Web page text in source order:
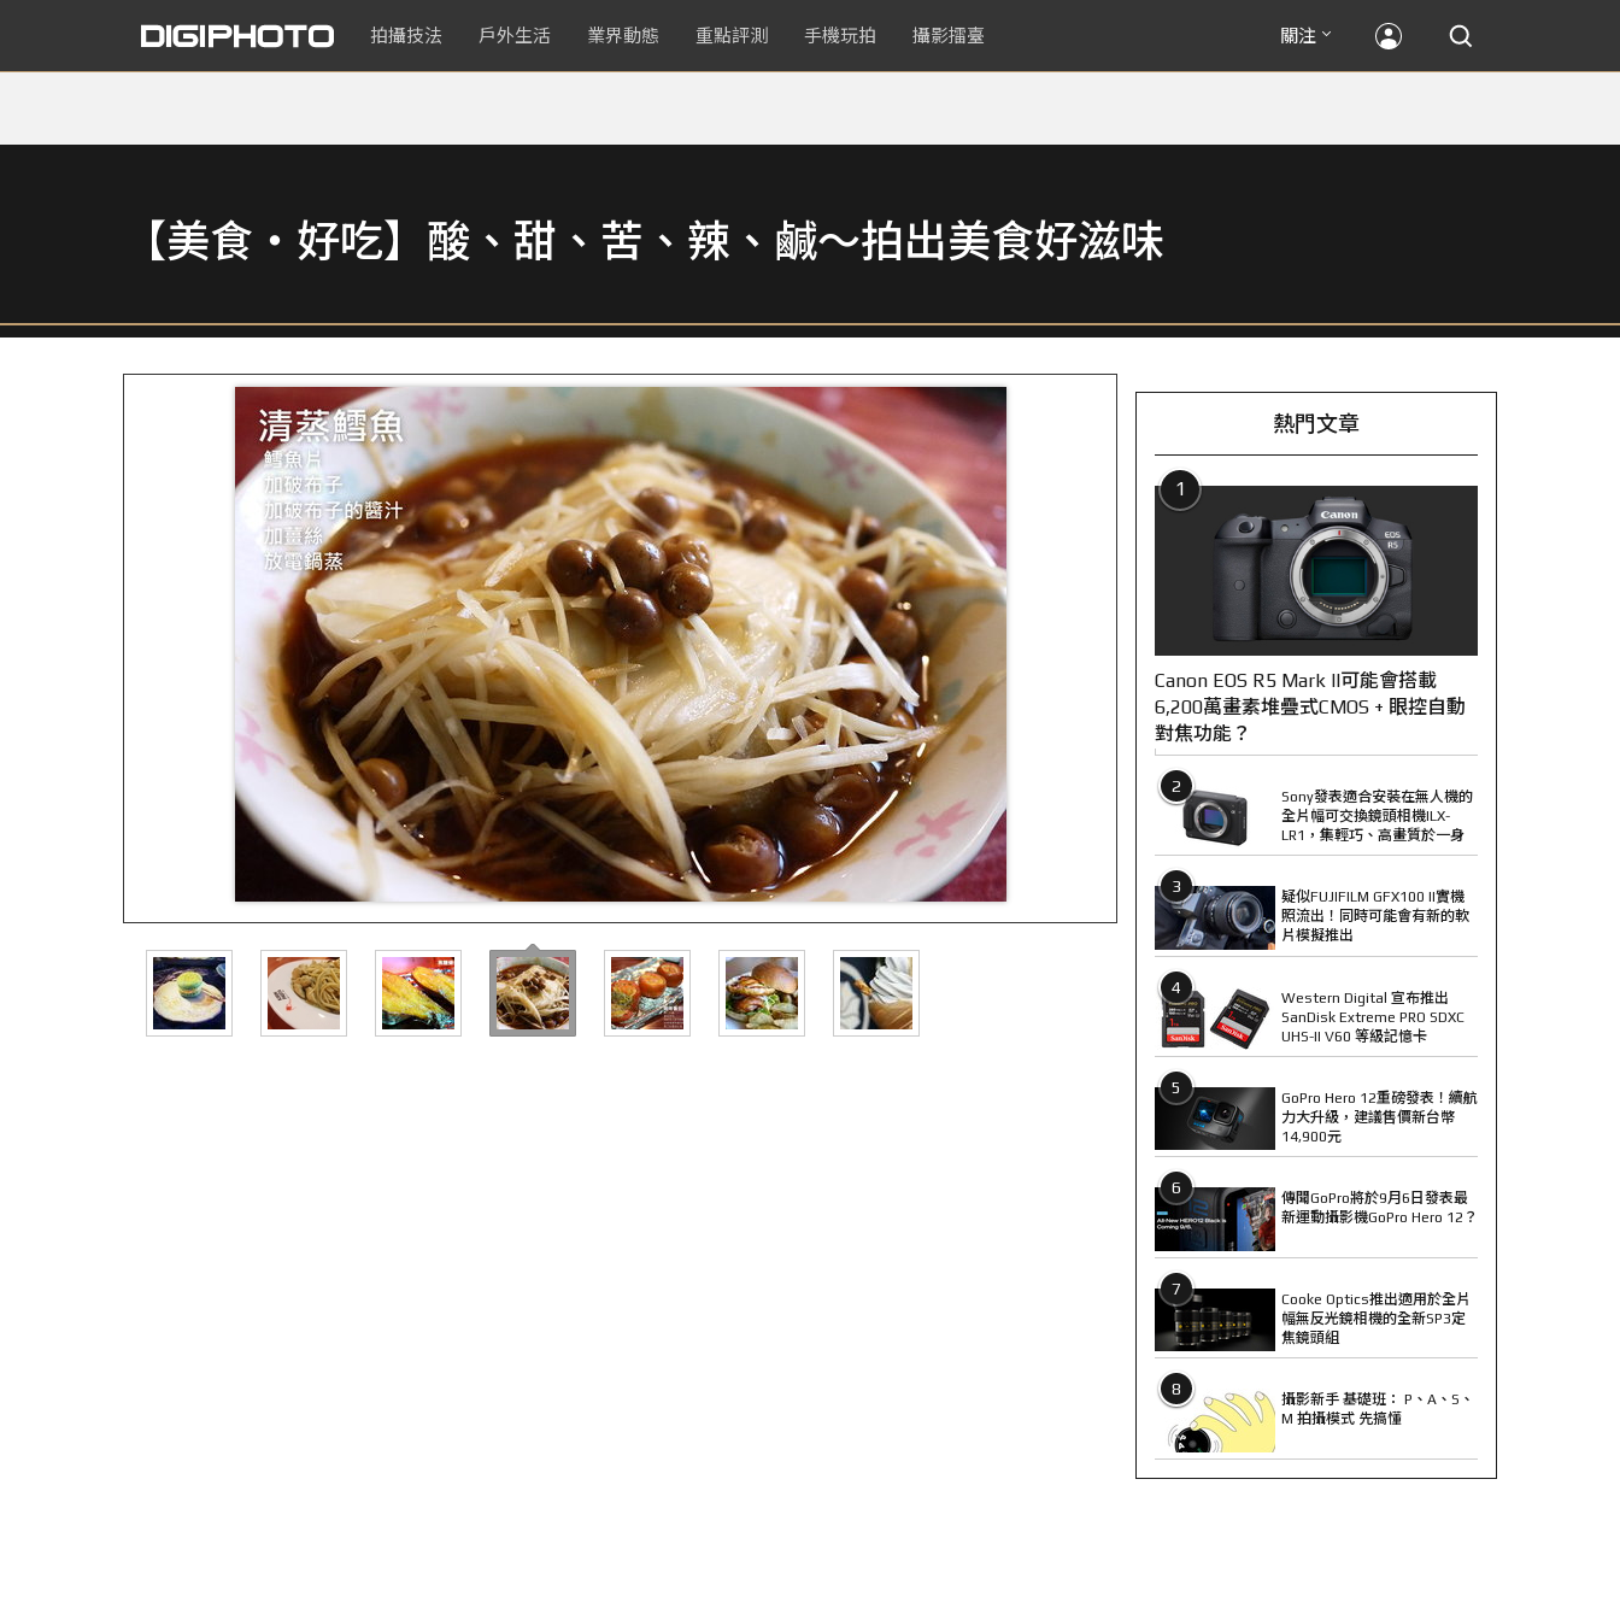
拍攝技法 戶外生活 業界動態 重點評測 手機玩拍 攝影擂臺 關注
【美食‧好吃】酸、甜、苦、辣、鹹～拍出美食好滋味
熱門文章
1
Canon EOS R5 Mark II可能會搭載
6,200萬畫素堆疊式CMOS + 眼控自動
對焦功能？
2
Sony發表適合安裝在無人機的
全片幅可交換鏡頭相機ILX-
LR1，集輕巧、高畫質於一身
3
疑似FUJIFILM GFX100 II實機
照流出！同時可能會有新的軟
片模擬推出
4
Western Digital 宣布推出
SanDisk Extreme PRO SDXC
UHS-II V60 等級記憶卡
5
GoPro Hero 12重磅發表！續航
力大升級，建議售價新台幣
14,900元
6
傳聞GoPro將於9月6日發表最
新運動攝影機GoPro Hero 12？
7
Cooke Optics推出適用於全片
幅無反光鏡相機的全新SP3定
焦鏡頭組
8
攝影新手 基礎班： P、A、S、
M 拍攝模式 先搞懂